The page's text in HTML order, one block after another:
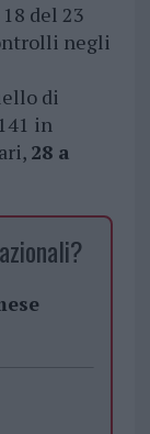
del 23
negli
di
in
28 a